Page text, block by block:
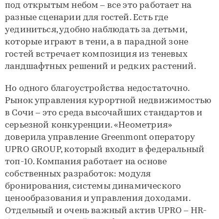
под открытым небом – все это работает на
разные сценарии для гостей. Есть где
уединиться, удобно наблюдать за детьми,
которые играют в тени, а в парадной зоне
гостей встречает композиция из теневых
ландшафтных решений и редких растений.
Но одного благоустройства недостаточно.
Рынок управления курортной недвижимостью
в Сочи – это среда высочайших стандартов и
серьезной конкуренции. «Неометрия»
доверила управление Greenmont оператору
UPRO GROUP, который входит в федеральный
топ-10. Компания работает на основе
собственных разработок: модуля
бронирования, системы динамического
ценообразования и управления доходами.
Отдельный и очень важный актив UPRO – HR-